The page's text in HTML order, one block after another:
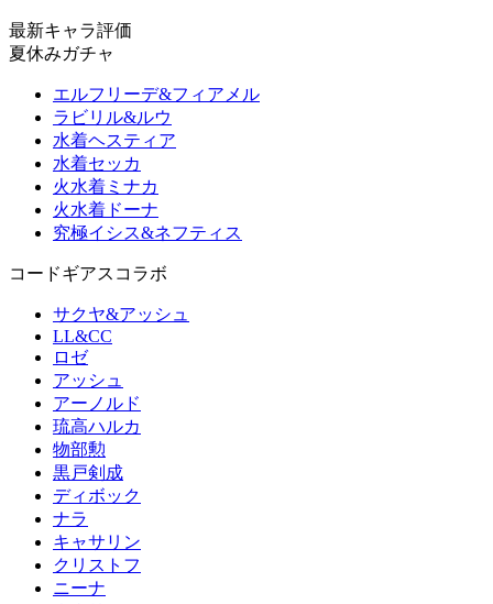
最新キャラ評価
夏休みガチャ
エルフリーデ&フィアメル
ラビリル&ルウ
水着ヘスティア
水着セッカ
火水着ミナカ
火水着ドーナ
究極イシス&ネフティス
コードギアスコラボ
サクヤ&アッシュ
LL&CC
ロゼ
アッシュ
アーノルド
琉高ハルカ
物部勲
黒戸剣成
ディボック
ナラ
キャサリン
クリストフ
ニーナ